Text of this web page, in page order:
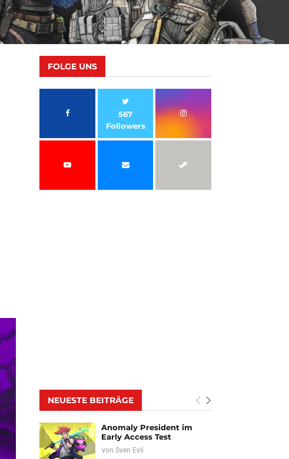
FOLGE UNS
567
Followers
NEUESTE BEITRÄGE
Anomaly President im
Early Access Test
vonSven Evil